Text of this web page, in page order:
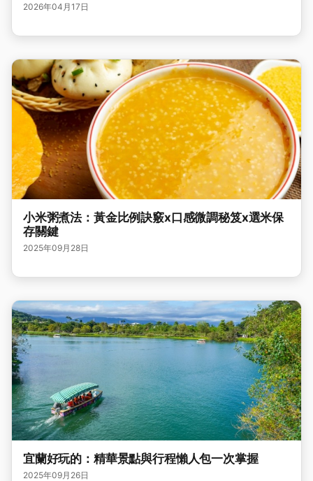
2026年04月17日
小米粥煮法：黃金比例訣竅x口感微調秘笈x選米保
存關鍵
2025年09月28日
宜蘭好玩的：精華景點與行程懶人包一次掌握
2025年09月26日